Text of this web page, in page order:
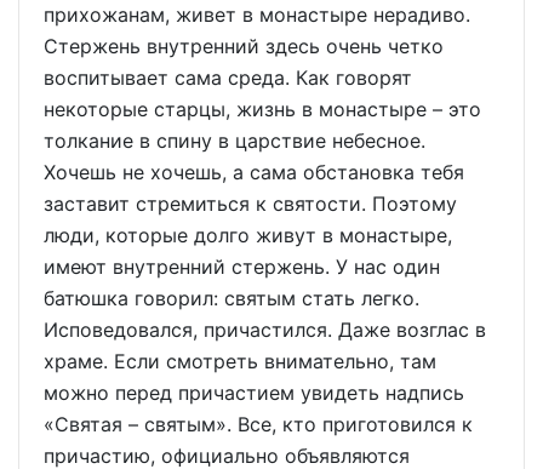
прихожанам, живет в монастыре нерадиво.
Стержень внутренний здесь очень четко
воспитывает сама среда. Как говорят
некоторые старцы, жизнь в монастыре – это
толкание в спину в царствие небесное.
Хочешь не хочешь, а сама обстановка тебя
заставит стремиться к святости. Поэтому
люди, которые долго живут в монастыре,
имеют внутренний стержень. У нас один
батюшка говорил: святым стать легко.
Исповедовался, причастился. Даже возглас в
храме. Если смотреть внимательно, там
можно перед причастием увидеть надпись
«Святая – святым». Все, кто приготовился к
причастию, официально объявляются